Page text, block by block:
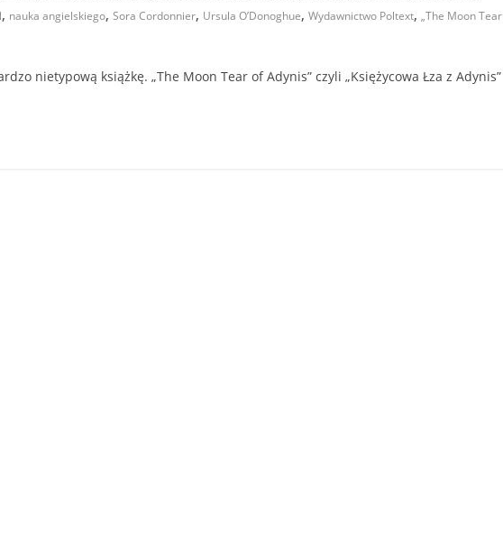
, nauka angielskiego, Sora Cordonnier, Ursula O’Donoghue, Wydawnictwo Poltext, „The Moon Tear
nietypową książkę. „The Moon Tear of Adynis” czyli „Księżycowa Łza z Adynis”